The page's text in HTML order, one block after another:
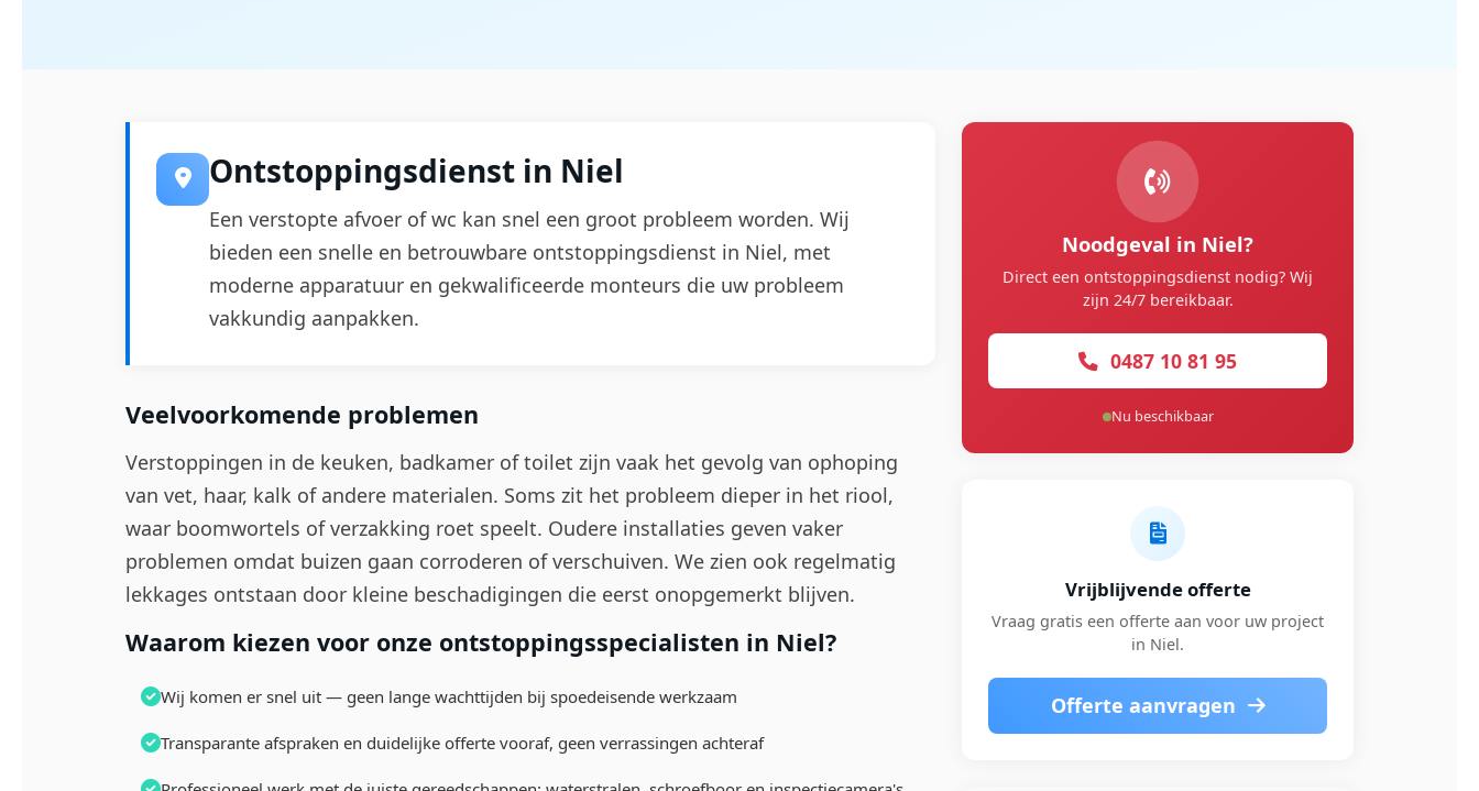
Ontstoppingsdienst in Niel
Een verstopte afvoer of wc kan snel een groot probleem worden. Wij
bieden een snelle en betrouwbare ontstoppingsdienst in Niel, met
moderne apparatuur en gekwalificeerde monteurs die uw probleem
vakkundig aanpakken.
Veelvoorkomende problemen
Verstoppingen in de keuken, badkamer of toilet zijn vaak het gevolg van ophoping
van vet, haar, kalk of andere materialen. Soms zit het probleem dieper in het riool,
waar boomwortels of verzakking roet speelt. Oudere installaties geven vaker
problemen omdat buizen gaan corroderen of verschuiven. We zien ook regelmatig
lekkages ontstaan door kleine beschadigingen die eerst onopgemerkt blijven.
Waarom kiezen voor onze ontstoppingsspecialisten in Niel?
Wij komen er snel uit — geen lange wachttijden bij spoedeisende werkzaam
Transparante afspraken en duidelijke offerte vooraf, geen verrassingen achteraf
Noodgeval in Niel?
Direct een ontstoppingsdienst nodig? Wij
zijn 24/7 bereikbaar.
0487 10 81 95
Nu beschikbaar
Vrijblijvende offerte
Vraag gratis een offerte aan voor uw project
in Niel.
Offerte aanvragen